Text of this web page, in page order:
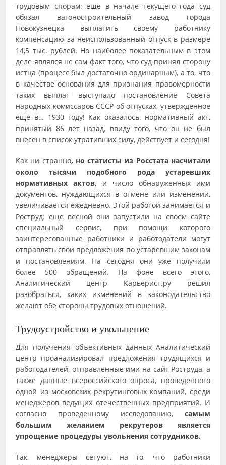
трудовым спорам: еще в начале текущего года суд
обязал вагоностроительный завод города
Новокузнецка выплатить своему работнику
компенсацию за неиспользованный отпуск в размере
14,5 тыс. рублей. Но наиболее показательным в этом
деле являлся не сам факт того, что суд принял сторону
истца (процесс был достаточно ординарным), а то, что
в качестве основания для признания правомерности
таких выплат выступало постановление Совета
народных комиссаров СССР об отпусках, утвержденное
еще в… 1930 году! Как оказалось, нормативный акт,
принятый 86 лет назад, ввиду того, что он не был
внесен в список утративших силу, действует и сегодня!
Как ни странно, но статисты из Росстата насчитали
около тысячи подобного рода устаревших
нормативных актов, и число обнаруженных ими
документов, нуждающихся в отмене или изменении,
увеличивается ежедневно. Этой работой занимается и
Роструд: еще весной они запустили на своем сайте
специальный сервис, при помощи которого
заинтересованные работники и работодатели могут
отправлять свои предложения по устаревшим законам
и постановлениям. На сегодня они уже получили
более 500 обращений. На фоне всего этого,
Аналитический центр Карьерист.ру решил
разобраться, каких изменений в законодательство
желают обе стороны трудовых отношений.
Трудоустройство и увольнение
Для получения объективных данных Аналитический
центр проанализировал предложения трудящихся и
работодателей, отправленные ими на сайт Роструда, а
также данные всероссийского опроса, проведенного
одной из московских рекрутинговых компаний, среди
менеджеров ведущих отечественных предприятий. И
согласно проведенному исследованию, самым
большим желанием рекрутеров является
упрощение процедуры увольнения сотрудников.
Так, менеджеры сетуют, на то, что работники